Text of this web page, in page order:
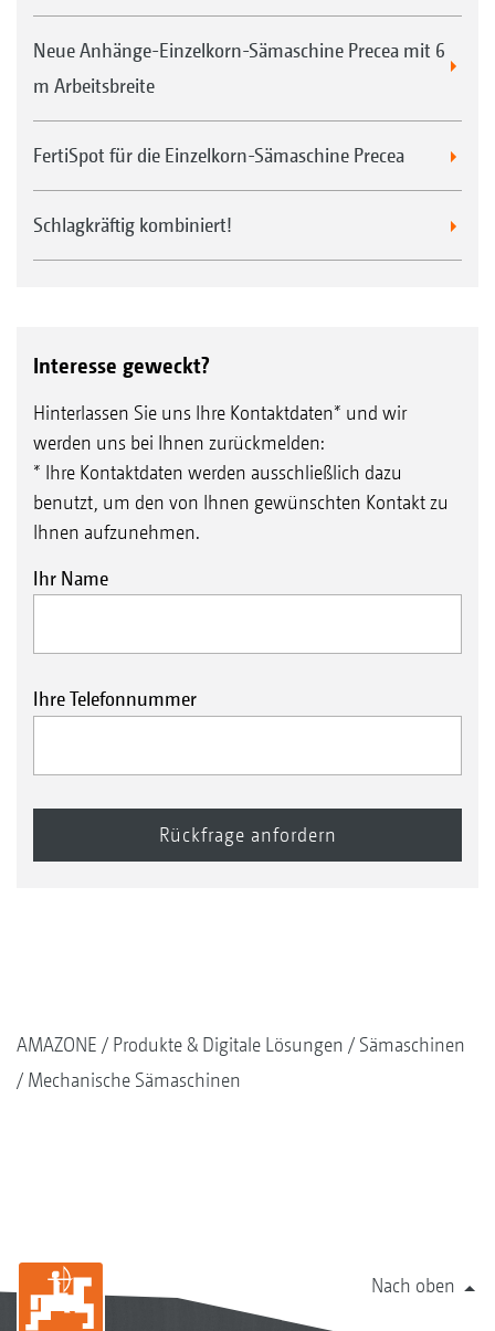
Neue Anhänge-Einzelkorn-Sämaschine Precea mit 6
m Arbeitsbreite
FertiSpot für die Einzelkorn-Sämaschine Precea
Schlagkräftig kombiniert!
Interesse geweckt?
Hinterlassen Sie uns Ihre Kontaktdaten* und wir
werden uns bei Ihnen zurückmelden:
* Ihre Kontaktdaten werden ausschließlich dazu
benutzt, um den von Ihnen gewünschten Kontakt zu
Ihnen aufzunehmen.
Ihr Name
Ihre Telefonnummer
AMAZONE Produkte & Digitale Lösungen
Sämaschinen
Mechanische Sämaschinen
Nach oben